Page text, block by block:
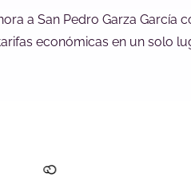
a San Pedro Garza García
económicas en un solo